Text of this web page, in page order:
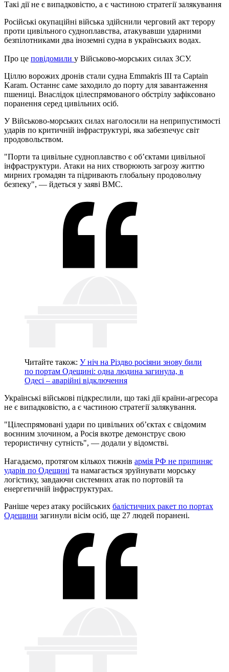
Такі дії не є випадковістю, а є частиною стратегії залякування
Російські окупаційні війська здійснили черговий акт терору
проти цивільного судноплавства, атакувавши ударними
безпілотниками два іноземні судна в українських водах.
Про це повідомили у Військово-морських силах ЗСУ.
Ціллю ворожих дронів стали судна Emmakris III та Captain
Karam. Останнє саме заходило до порту для завантаження
пшениці. Внаслідок цілеспрямованого обстрілу зафіксовано
поранення серед цивільних осіб.
У Військово-морських силах наголосили на неприпустимості
ударів по критичній інфраструктурі, яка забезпечує світ
продовольством.
"Порти та цивільне судноплавство є об’єктами цивільної
інфраструктури. Атаки на них створюють загрозу життю
мирних громадян та підривають глобальну продовольчу
безпеку", — йдеться у заяві ВМС.
Читайте також: У ніч на Різдво росіяни знову били
по портам Одещині: одна людина загинула, в
Одесі – аварійні відключення
Українські військові підкреслили, що такі дії країни-агресора
не є випадковістю, а є частиною стратегії залякування.
"Цілеспрямовані удари по цивільних об’єктах є свідомим
воєнним злочином, а Росія вкотре демонструє свою
терористичну сутність", — додали у відомстві.
Нагадаємо, протягом кількох тижнів армія РФ не припиняє
ударів по Одещині та намагається зруйнувати морську
логістику, завдаючи системних атак по портовій та
енергетичній інфраструктурах.
Раніше через атаку російських балістичних ракет по портах
Одещини загинули вісім осіб, ще 27 людей поранені.